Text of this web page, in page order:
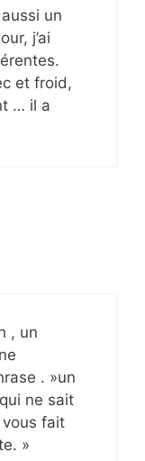
un
j’ai
et froid,
… il a
, un
. »un
ne sait
fait
»